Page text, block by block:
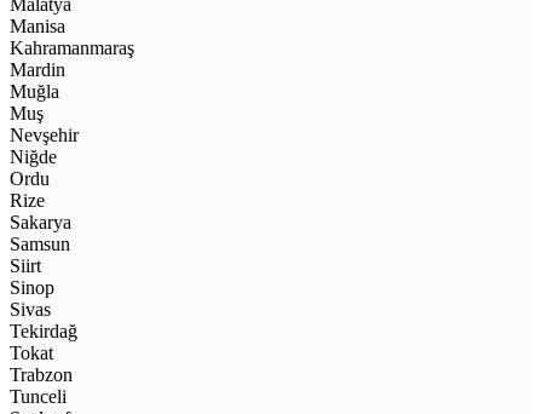
Malatya
Manisa
Kahramanmaraş
Mardin
Muğla
Muş
Nevşehir
Niğde
Ordu
Rize
Sakarya
Samsun
Siirt
Sinop
Sivas
Tekirdağ
Tokat
Trabzon
Tunceli